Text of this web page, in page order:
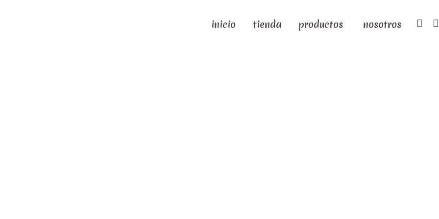
inicio tienda productos nosotros